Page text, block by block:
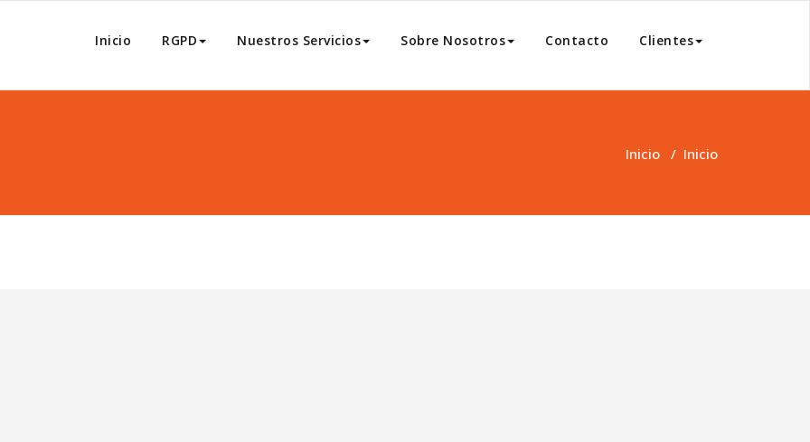
De Datos
Inicio RGPD Nuestros Servicios Sobre Nosotros Contacto Clientes
Inicio / Inicio